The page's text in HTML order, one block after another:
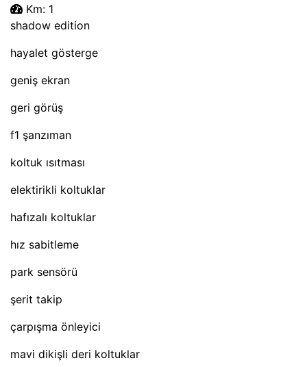
Km: 1
shadow edition
hayalet gösterge
geniş ekran
geri görüş
f1 şanzıman
koltuk ısıtması
elektirikli koltuklar
hafızalı koltuklar
hız sabitleme
park sensörü
şerit takip
çarpışma önleyici
mavi dikişli deri koltuklar